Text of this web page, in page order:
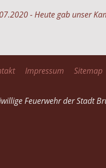
- Heute gab unser
Impressum Sitemap
Feuerwehr der Stadt